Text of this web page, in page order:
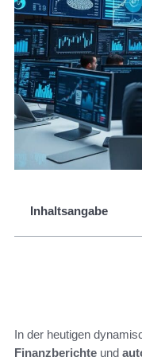
Inhaltsangabe
In der heutigen
Finanzberichte und